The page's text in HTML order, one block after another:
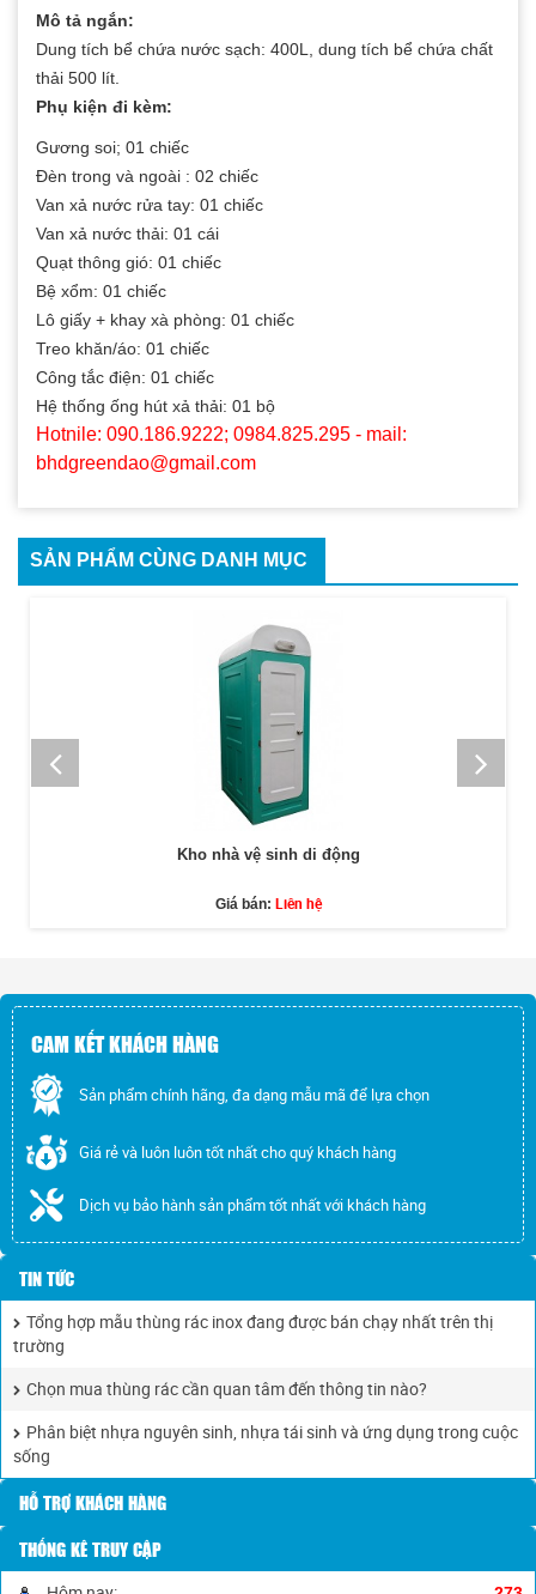
Mô tả ngắn:
Dung tích bể chứa nước sạch: 400L, dung tích bể chứa chất
thải 500 lít.
Phụ kiện đi kèm:
Gương soi; 01 chiếc
Đèn trong và ngoài : 02 chiếc
Van xả nước rửa tay: 01 chiếc
Van xả nước thải: 01 cái
Quạt thông gió: 01 chiếc
Bệ xổm: 01 chiếc
Lô giấy + khay xà phòng: 01 chiếc
Treo khăn/áo: 01 chiếc
Công tắc điện: 01 chiếc
Hệ thống ống hút xả thải: 01 bộ
Hotnile: 090.186.9222; 0984.825.295 - mail:
bhdgreendao@gmail.com
SẢN PHẨM CÙNG DANH MỤC
Kho nhà vệ sinh di động
Giá bán: Liên hệ
CAM KẾT KHÁCH HÀNG
Sản phẩm chính hãng, đa dạng mẫu mã để lựa chọn
Giá rẻ và luôn luôn tốt nhất cho quý khách hàng
Dịch vụ bảo hành sản phẩm tốt nhất với khách hàng
TIN TỨC
Tổng hợp mẫu thùng rác inox đang được bán chạy nhất trên thị
trường
Chọn mua thùng rác cần quan tâm đến thông tin nào?
Phân biệt nhựa nguyên sinh, nhựa tái sinh và ứng dụng trong cuộc
sống
HỖ TRỢ KHÁCH HÀNG
THỐNG KÊ TRUY CẬP